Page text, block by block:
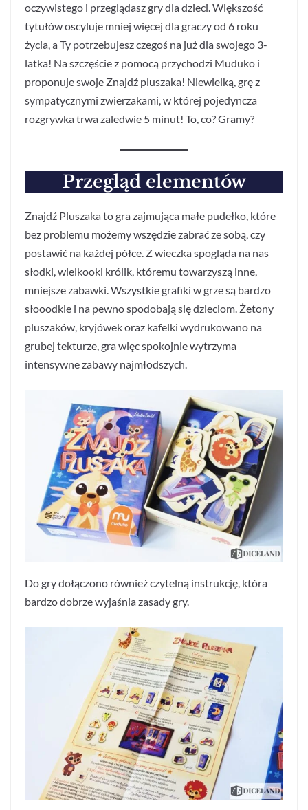
oczywistego i przeglądasz gry dla dzieci. Większość
tytułów oscyluje mniej więcej dla graczy od 6 roku
życia, a Ty potrzebujesz czegoś na już dla swojego 3-
latka! Na szczęście z pomocą przychodzi Muduko i
proponuje swoje Znajdź pluszaka! Niewielką, grę z
sympatycznymi zwierzakami, w której pojedyncza
rozgrywka trwa zaledwie 5 minut! To, co? Gramy?
Przegląd elementów
Znajdź Pluszaka to gra zajmująca małe pudełko, które
bez problemu możemy wszędzie zabrać ze sobą, czy
postawić na każdej półce. Z wieczka spogląda na nas
słodki, wielkooki królik, któremu towarzyszą inne,
mniejsze zabawki. Wszystkie grafiki w grze są bardzo
słooodkie i na pewno spodobają się dzieciom. Żetony
pluszaków, kryjówek oraz kafelki wydrukowano na
grubej tekturze, gra więc spokojnie wytrzyma
intensywne zabawy najmłodszych.
Do gry dołączono również czytelną instrukcję, która
bardzo dobrze wyjaśnia zasady gry.